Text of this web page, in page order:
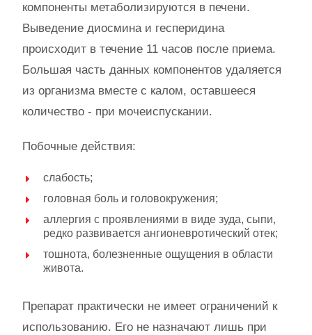
компоненты метаболизируются в печени.
Выведение диосмина и гесперидина
происходит в течение 11 часов после приема.
Большая часть данных компонентов удаляется
из организма вместе с калом, оставшееся
количество - при мочеиспускании.
Побочные действия:
слабость;
головная боль и головокружения;
аллергия с проявлениями в виде зуда, сыпи,
редко развивается ангионевротический отек;
тошнота, болезненные ощущения в области
живота.
Препарат практически не имеет ограничений к
использованию. Его не назначают лишь при